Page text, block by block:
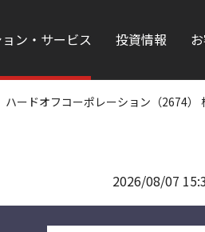
ン・サービス 投資情報
ハードオフコーポレーション（2674）
2026/08/07